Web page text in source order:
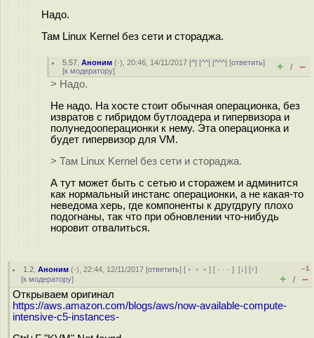
Надо.
Там Linux Kernel без сети и стораджа.
5.57 ,Аноним (-), 20:46, 14/11/2017 [^] [^^] [^^^] [ответить]
[к модератору] + / –
> Надо.
Не надо. На хосте стоит обычная операционка, без
извратов с гибридом бутлоадера и гипервизора и
полунедооперационки к нему. Эта операционка и
будет гипервизор для VM.
> Там Linux Kernel без сети и стораджа.
А тут может быть с сетью и сторажем и админится
как нормальный инстанс операционки, а не какая-то
неведома херь, где компоненты к другдругу плохо
подогнаны, так что при обновлении что-нибудь
норовит отвалиться.
1.2 ,Аноним (-), 22:44, 12/11/2017 [ответить] [ ﹢﹢﹢] [ · · ·][↓] [↑]
[к модератору]
–1
+ / –
Открываем оригинал
https://aws.amazon.com/blogs/aws/now-available-compute-
intensive-c5-instances-